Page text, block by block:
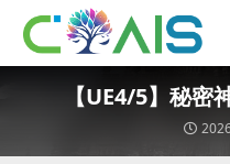
【UE4/5】秘